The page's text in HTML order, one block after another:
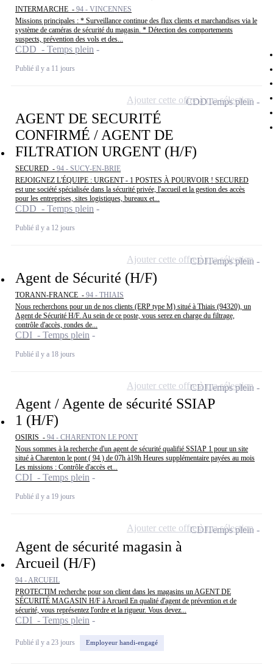
INTERMARCHE - 94 - VINCENNES
Missions principales : * Surveillance continue des flux clients et marchandises via le
système de caméras de sécurité du magasin. * Détection des comportements
suspects, prévention des vols et des...
CDD - Temps plein
Publié il y a 11 jours
AGENT DE SECURITÉ
CONFIRMÉ / AGENT DE
FILTRATION URGENT (H/F)
SECURED - 94 - SUCY-EN-BRIE
REJOIGNEZ L'ÉQUIPE : URGENT - 1 POSTES À POURVOIR ! SECURED
est une société spécialisée dans la sécurité privée, l'accueil et la gestion des accès
pour les entreprises, sites logistiques, bureaux et...
CDD - Temps plein
Publié il y a 12 jours
CDDTemps plein
Ajouter cette offre à ma sélection
Agent de Sécurité (H/F)
TORANN-FRANCE - 94 - THIAIS
Nous recherchons pour un de nos clients (ERP type M) situé à Thiais (94320), un
Agent de Sécurité H/F. Au sein de ce poste, vous serez en charge du filtrage,
contrôle d'accès, rondes de...
CDI - Temps plein
Publié il y a 18 jours
CDITemps plein
Ajouter cette offre à ma sélection
Agent / Agente de sécurité SSIAP
1 (H/F)
OSIRIS - 94 - CHARENTON LE PONT
Nous sommes à la recherche d'un agent de sécurité qualifié SSIAP 1 pour un site
situé à Charenton le pont ( 94 ) de 07h à19h Heures supplémentaire payées au mois
Les missions : Contrôle d'accès et...
CDI - Temps plein
Publié il y a 19 jours
CDITemps plein
Ajouter cette offre à ma sélection
Agent de sécurité magasin à
Arcueil (H/F)
94 - ARCUEIL
PROTECTIM recherche pour son client dans les magasins un AGENT DE
SÉCURITÉ MAGASIN H/F à Arcueil En qualité d'agent de prévention et de
sécurité, vous représentez l'ordre et la rigueur. Vous devez...
CDI - Temps plein
Publié il y a 23 jours Employeur handi-engagé
CDITemps plein
Ajouter cette offre à ma sélection